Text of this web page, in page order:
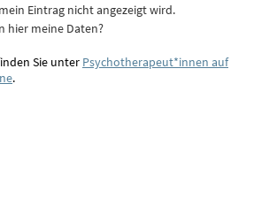
Eintrag nicht angezeigt wird.
hier meine Daten?
Sie unter Psychotherapeut*innen auf
.